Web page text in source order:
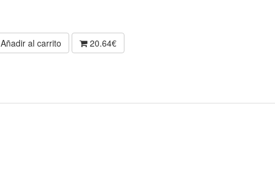
Añadir al carrito
20.64€